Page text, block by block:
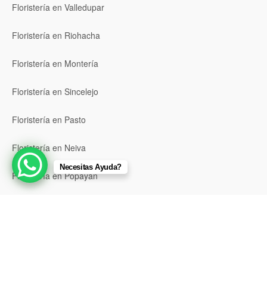
Floristería en Valledupar
Floristería en Riohacha
Floristería en Montería
Floristería en Sincelejo
Floristería en Pasto
Floristería en Neiva
Floristería en Popayán
Necesitas Ayuda?